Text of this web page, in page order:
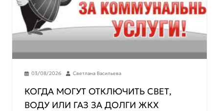
03/08/2026 Светлана Васильева
КОГДА МОГУТ ОТКЛЮЧИТЬ СВЕТ,
ВОДУ ИЛИ ГАЗ ЗА ДОЛГИ ЖКХ